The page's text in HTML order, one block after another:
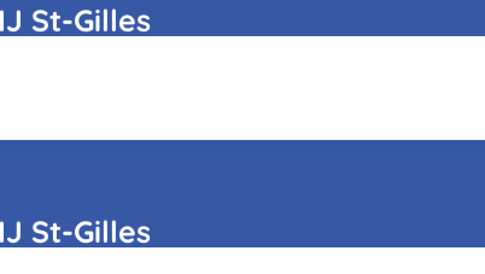
St-Gilles
St-Gilles